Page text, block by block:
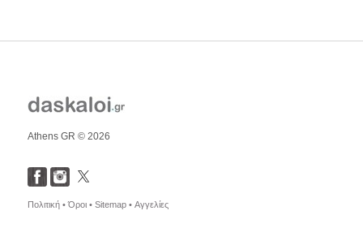
Athens GR © 2026
Πολιτική •Όροι • Sitemap • Αγγελίες